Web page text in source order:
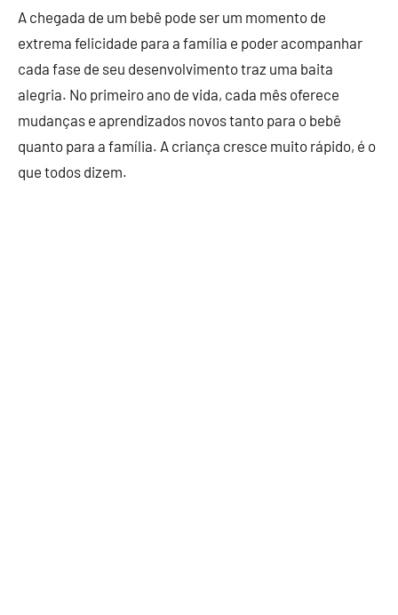
A chegada de um bebê pode ser um momento de
extrema felicidade para a família e poder acompanhar
cada fase de seu desenvolvimento traz uma baita
alegria. No primeiro ano de vida, cada mês oferece
mudanças e aprendizados novos tanto para o bebê
quanto para a família. A criança cresce muito rápido, é o
que todos dizem.